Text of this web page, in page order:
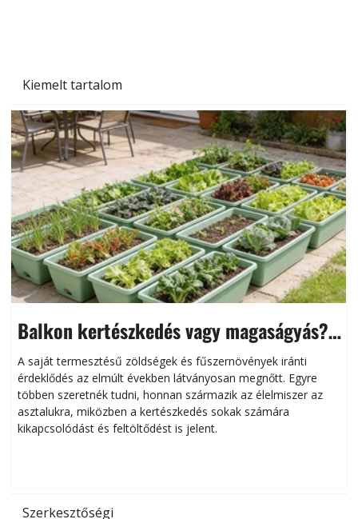
Kiemelt tartalom
Balkon kertészkedés vagy magaságyás?
Helytakarékos kertészkedés
A saját termesztésű zöldségek és fűszernövények iránti
érdeklődés az elmúlt években látványosan megnőtt. Egyre
többen szeretnék tudni, honnan származik az élelmiszer az
asztalukra, miközben a kertészkedés sokak számára
kikapcsolódást és feltöltődést is jelent.
Szerkesztőségi